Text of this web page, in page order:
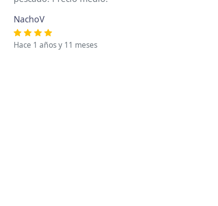
NachoV
Hace 1 años y 11 meses